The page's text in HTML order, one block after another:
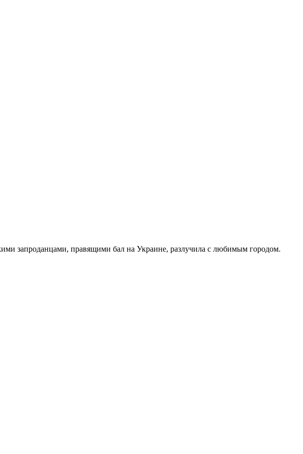
запроданцами, правящими бал на Украине, разлучила с любимым городом.